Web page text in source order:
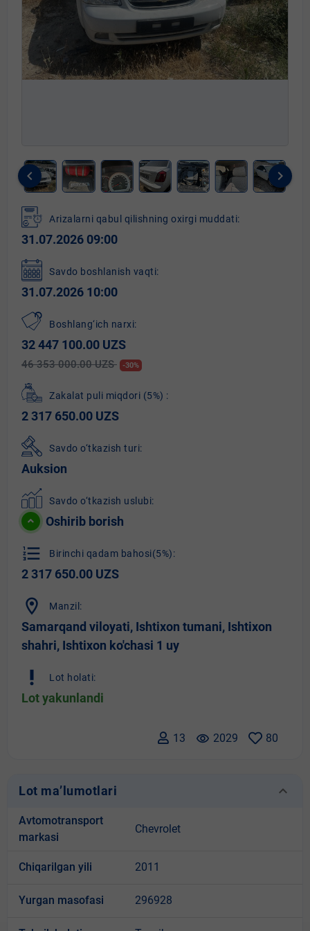
1
of
9
keyboard_arrow_left keyboard_arrow_right
Arizalarni qabul qilishning oxirgi muddati:
31.07.2026 09:00
Savdo boshlanish vaqti:
31.07.2026 10:00
Boshlang‘ich narxi:
32 447 100.00 UZS
46 353 000.00 UZS -30%
Zakalat puli miqdori (5%) :
2 317 650.00 UZS
Savdo o‘tkazish turi:
Auksion
Savdo o‘tkazish uslubi:
Oshirib borish
format_list_numbered Birinchi qadam bahosi(5%):
2 317 650.00 UZS
location_on Manzil:
Samarqand viloyati, Ishtixon tumani, Ishtixon
shahri, Ishtixon ko'chasi 1 uy
priority_high Lot holati:
Lot yakunlandi
80
remove_red_eye 2029
13
Lot ma’lumotlari keyboard_arrow_down
Avtomotransport
markasi
Chevrolet
Chiqarilgan yili 2011
Yurgan masofasi 296928